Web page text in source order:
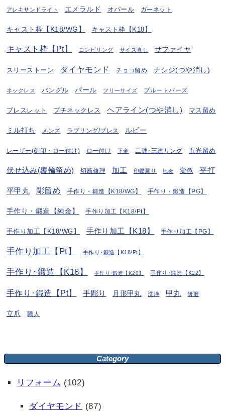
アレキサンドライト エメラルド オパール ガーネット
キャスト枠【K18/WG】 キャスト枠【K18】
キャスト枠【Pt】 コンビリング サイズ直し サファイヤ
スリーストーン ダイヤモンド チョコ留め ナシジ(つや消し)
ネックレス バングル パール フリーサイズ ブルートパーズ
ブレスレット プチネックレス ヘアライン(つや消し) マス留め
ミル打ち メンズ ラブリング/ブレス ルビー
レーザー(刻印・ロー付け) ロー付け 下金 二連･三連リング 五光留め
伏せ込み(覆輪留め) 切断修理 加工 印鑑彫り 地金 変色 平打
平甲丸 彫留め 手作り・鍛造【K18/WG】 手作り・鍛造【PG】
手作り・鍛造【純金】 手作り加工【K18/Pt】
手作り加工【K18/WG】 手作り加工【K18】 手作り加工【PG】
手作り加工【Pt】 手作り･鍛造【K18/Pt】
手作り･鍛造【K18】 手作り･鍛造【K20】 手作り･鍛造【K22】
手作り･鍛造【Pt】 手彫り 月形甲丸 洗浄 甲丸 研磨
立爪 職人
Category
リフォーム (102)
ダイヤモンド (87)